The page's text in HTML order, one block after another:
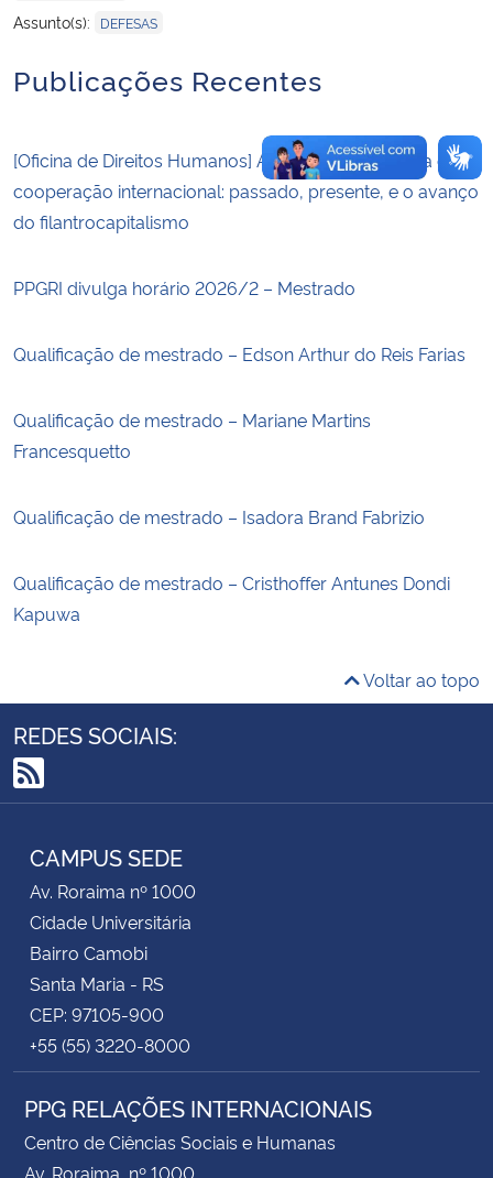
Assunto(s): DEFESAS
Publicações Recentes
[Oficina de Direitos Humanos] Agendas de pesquisa em
cooperação internacional: passado, presente, e o avanço
do filantrocapitalismo
PPGRI divulga horário 2026/2 – Mestrado
Qualificação de mestrado – Edson Arthur do Reis Farias
Qualificação de mestrado – Mariane Martins
Francesquetto
Qualificação de mestrado – Isadora Brand Fabrizio
Qualificação de mestrado – Cristhoffer Antunes Dondi
Kapuwa
Voltar ao topo
REDES SOCIAIS:
RSS
CAMPUS SEDE
Av. Roraima nº 1000
Cidade Universitária
Bairro Camobi
Santa Maria - RS
CEP: 97105-900
+55 (55) 3220-8000
PPG RELAÇÕES INTERNACIONAIS
Centro de Ciências Sociais e Humanas
Av. Roraima, nº 1000